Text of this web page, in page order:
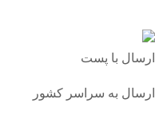
ارسال با پست
ارسال به سراسر کشور